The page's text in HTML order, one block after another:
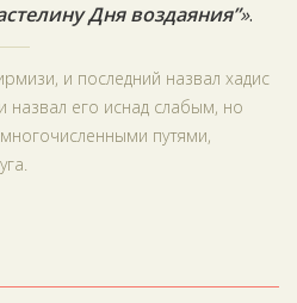
Дня воздаяния”».
и последний назвал хадис
назвал его иснад слабым, но
путями,